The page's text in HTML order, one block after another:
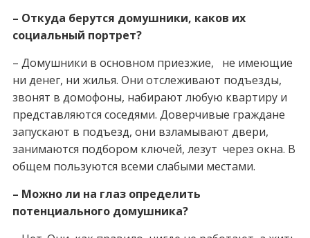
– Откуда берутся домушники, каков их
социальный портрет?
– Домушники в основном приезжие, не имеющие
ни денег, ни жилья. Они отслеживают подъезды,
звонят в домофоны, набирают любую квартиру и
представляются соседями. Доверчивые граждане
запускают в подъезд, они взламывают двери,
занимаются подбором ключей, лезут через окна. В
общем пользуются всеми слабыми местами.
– Можно ли на глаз определить
потенциального домушника?